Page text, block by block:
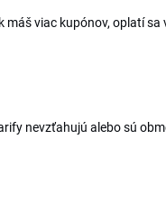
viac kupónov, oplatí
nevzťahujú alebo sú